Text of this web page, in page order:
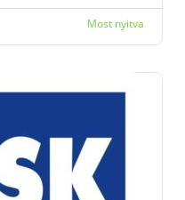
Most nyitva